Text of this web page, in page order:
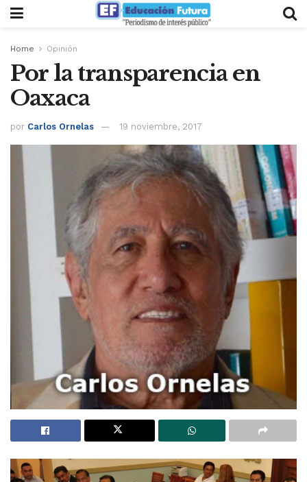
Home Opinión
Por la transparencia en
Oaxaca
por Carlos Ornelas 19 noviembre, 2017